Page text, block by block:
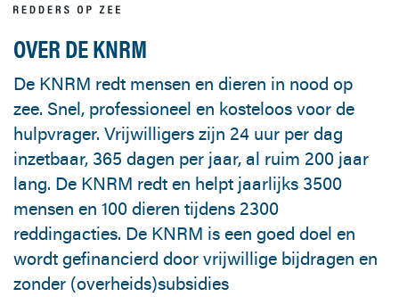
OVER DE KNRM
De KNRM redt mensen en dieren in nood op
zee. Snel, professioneel en kosteloos voor de
hulpvrager. Vrijwilligers zijn 24 uur per dag
inzetbaar, 365 dagen per jaar, al ruim 200 jaar
lang. De KNRM redt en helpt jaarlijks 3500
mensen en 100 dieren tijdens 2300
reddingacties. De KNRM is een goed doel en
wordt gefinancierd door vrijwillige bijdragen en
zonder (overheids)subsidies